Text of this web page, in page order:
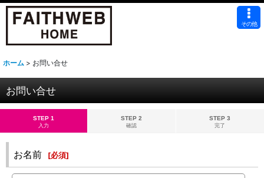
その他
ホーム > お問い合せ
お問い合せ
STEP 1
入力
STEP 2
確認
STEP 3
完了
お名前 [必須]